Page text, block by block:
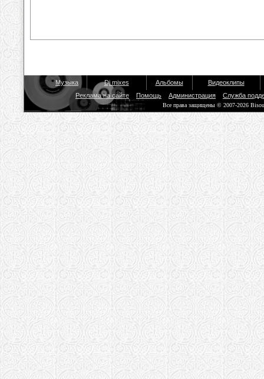
Музыка Dj mixes Альбомы
Видеоклипы
Реклама на сайте
Помощь Администрация Служба
Все права защищены © 2007-2026